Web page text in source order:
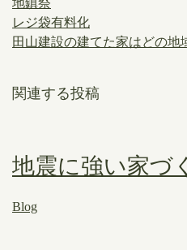
地鎮祭
レジ袋有料化
田山建設の建てた家はどの地
関連する投稿
地震に強い家づ
Blog